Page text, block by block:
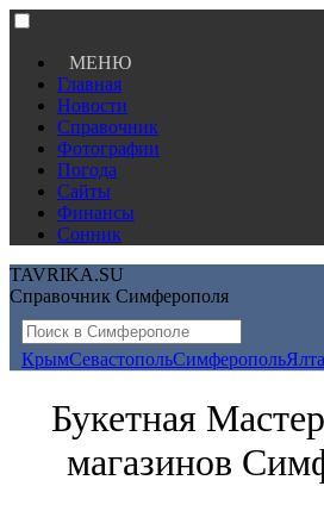
МЕНЮ
Главная
Новости
Справочник
Фотографии
Погода
Сайты
Финансы
Сонник
TAVRIKA.SU
Справочник Симферополя
КрымСевастопольСимферопольЯлта
Букетная
магазинов